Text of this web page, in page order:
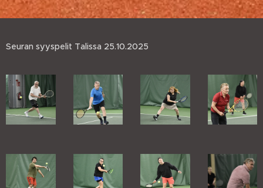
Seuran syyspelit Talissa 25.10.2025